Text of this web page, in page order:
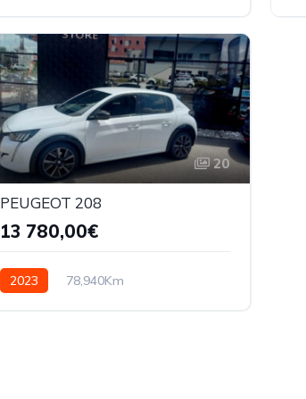
20
PEUGEOT 208
13 780,00€
2023
78,940Km